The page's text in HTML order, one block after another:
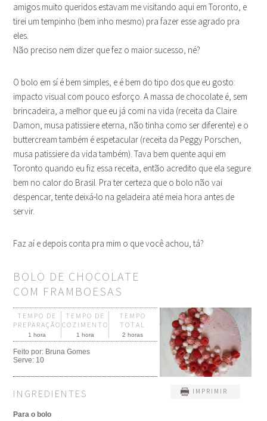
amigos muito queridos estavam me visitando aqui em Toronto, e
tirei um tempinho (bem inho mesmo) pra fazer esse agrado pra
eles.
Não preciso nem dizer que fez o maior sucesso, né?
O bolo em sí é bem simples, e é bem do tipo dos que eu gosto:
impacto visual com pouco esforço. A massa de chocolate é, sem
brincadeira, a melhor que eu já comi na vida (receita da Claire
Damon, musa patissiere eterna, não tinha como ser diferente) e o
buttercream também é espetacular (receita da Peggy Porschen,
musa patissiere da vida também). Tava bem quente aqui em
Toronto quando eu fiz essa receita, então acredito que ela segure
bem no calor do Brasil. Pra ter certeza que o bolo não vai
despencar, tente deixá-lo na geladeira até meia hora antes de
servir.
Faz aí e depois conta pra mim o que você achou, tá?
BOLO DE CHOCOLATE
COM FRAMBOESAS
IMPRIMIR
TEMPO DE
PREPARAÇÃO
1 hora
TEMPO DE
COZIMENTO
1 hora
TEMPO
TOTAL
2 horas
Feito por: Bruna Gomes
Serve: 10
INGREDIENTES
Para o bolo